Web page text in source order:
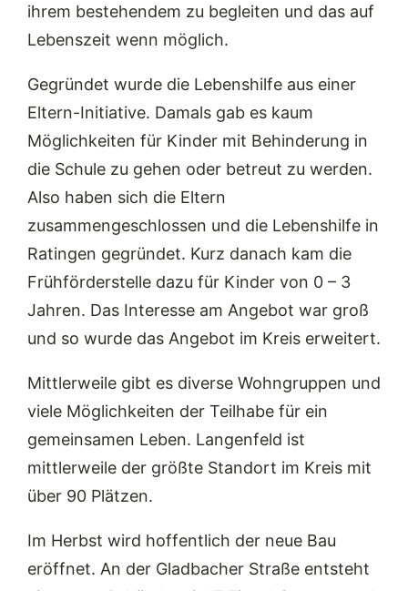
ihrem bestehendem zu begleiten und das auf
Lebenszeit wenn möglich.
Gegründet wurde die Lebenshilfe aus einer
Eltern-Initiative. Damals gab es kaum
Möglichkeiten für Kinder mit Behinderung in
die Schule zu gehen oder betreut zu werden.
Also haben sich die Eltern
zusammengeschlossen und die Lebenshilfe in
Ratingen gegründet. Kurz danach kam die
Frühförderstelle dazu für Kinder von 0 – 3
Jahren. Das Interesse am Angebot war groß
und so wurde das Angebot im Kreis erweitert.
Mittlerweile gibt es diverse Wohngruppen und
viele Möglichkeiten der Teilhabe für ein
gemeinsamen Leben. Langenfeld ist
mittlerweile der größte Standort im Kreis mit
über 90 Plätzen.
Im Herbst wird hoffentlich der neue Bau
eröffnet. An der Gladbacher Straße entsteht